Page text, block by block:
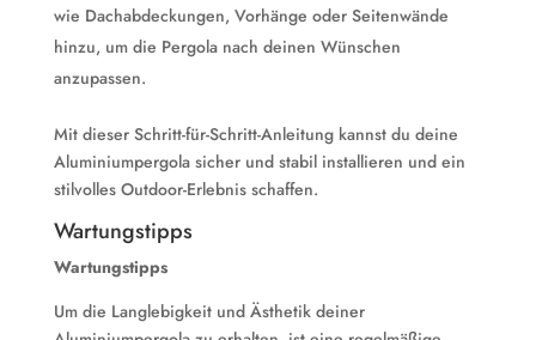
wie Dachabdeckungen, Vorhänge oder Seitenwände
hinzu, um die Pergola nach deinen Wünschen
anzupassen.
Mit dieser Schritt-für-Schritt-Anleitung kannst du deine
Aluminiumpergola sicher und stabil installieren und ein
stilvolles Outdoor-Erlebnis schaffen.
Wartungstipps
Wartungstipps
Um die Langlebigkeit und Ästhetik deiner